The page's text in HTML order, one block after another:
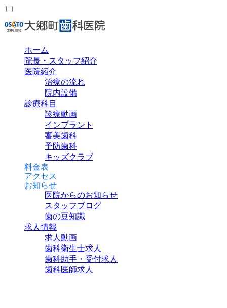
ホーム
院長・スタッフ紹介
医院紹介
治療の流れ
院内設備
診療科目
診療動画
インプラント
審美歯科
予防歯科
キッズクラブ
料金表
アクセス
お知らせ
医院からのお知らせ
スタッフブログ
歯の豆知識
求人情報
求人動画
歯科衛生士求人
歯科助手・受付求人
歯科医師求人